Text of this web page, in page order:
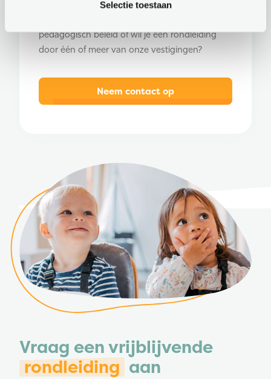
Selectie toestaan
pedagogisch beleid of wil je een rondleiding
door één of meer van onze vestigingen?
Neem contact op
Vraag een vrijblijvende
rondleiding aan